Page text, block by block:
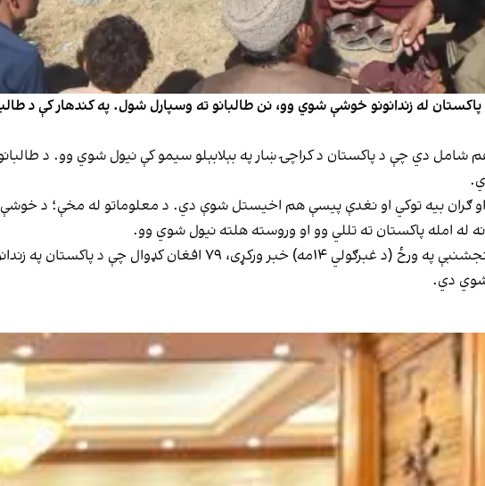
لارې ۱۹۹ افغان بندیان چې تازه د پاکستان له زندانونو خوشې شوي وو، نن طالبانو ته وسپارل شول. په کندهار
شامل دي چې د پاکستان د کراچۍ ښار په بېلابېلو سیمو کې نیول شوي وو. د طالبانو
ګران بیه توکي او نغدې پیسې هم اخیستل شوې دي. د معلوماتو له مخې؛ د
له امله پاکستان ته تللي وو او وروسته هلته نیول شوي وو.
ورته مهال د طالبانو د کډوالو او بېرته راستنېدونکو چارو وزارت د پنجشنبې په ورځ (د غبرګولي
شوي دي.